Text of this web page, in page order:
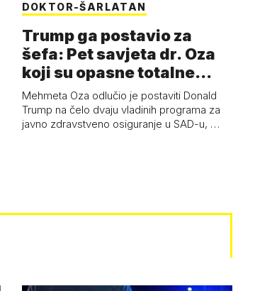
DOKTOR-ŠARLATAN
Trump ga postavio za
šefa: Pet savjeta dr. Oza
koji su opasne totalne
budalašti…
Mehmeta Oza odlučio je postaviti Donald
Trump na čelo dvaju vladinih programa za
javno zdravstveno osiguranje u SAD-u, …